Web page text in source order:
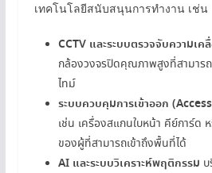
เทคโนโลยีสนับสนุนการทำงาน เช่น
CCTV และระบบตรวจจับความเค
กล้องวงจรปิดคุณภาพสูงที่สามารถ
ไทม์
ระบบควบคุมการเข้าออก
เช่น เครื่องสแกนใบหน้า คีย์การ์ด
ของผู้ที่สามารถเข้าถึงพื้นที่ได้
AI และระบบวิเคราะห์พฤติกรรม